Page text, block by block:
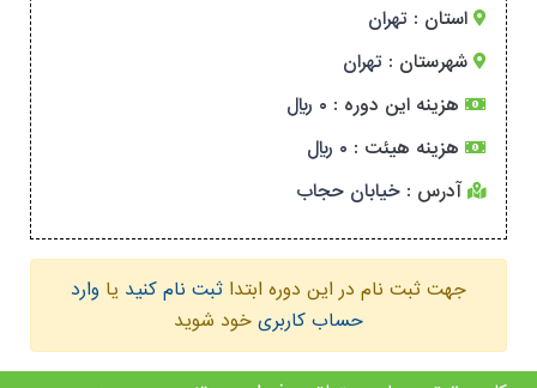
استان : تهران
شهرستان : تهران
هزینه این دوره : ۰ ریال
هزینه هیئت : ۰ ریال
آدرس : خیابان حجاب
جهت ثبت نام در این دوره ابتدا ثبت نام کنید یا وارد
حساب کاربری خود شوید